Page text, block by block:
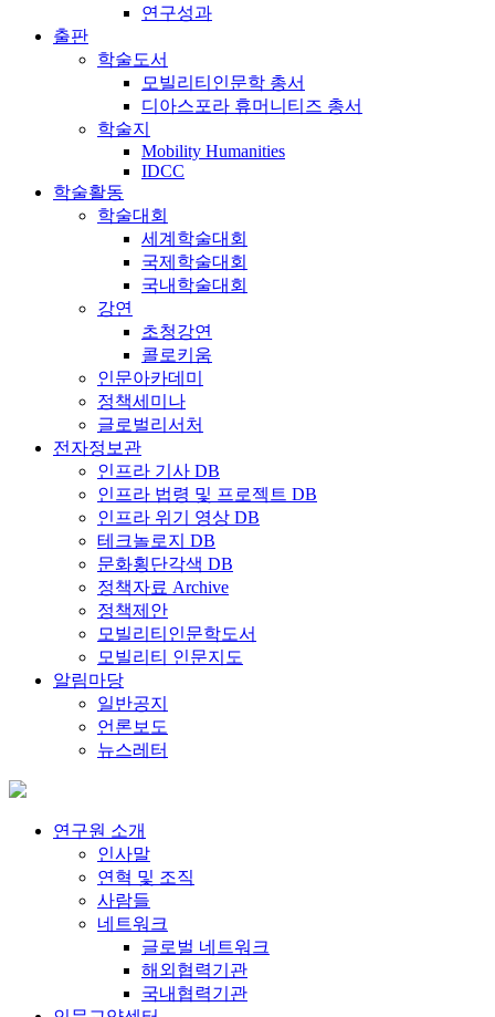
연구성과
출판
학술도서
모빌리티인문학 총서
디아스포라 휴머니티즈 총서
학술지
Mobility Humanities
IDCC
학술활동
학술대회
세계학술대회
국제학술대회
국내학술대회
강연
초청강연
콜로키움
인문아카데미
정책세미나
글로벌리서처
전자정보관
인프라 기사 DB
인프라 법령 및 프로젝트 DB
인프라 위기 영상 DB
테크놀로지 DB
문화횡단각색 DB
정책자료 Archive
정책제안
모빌리티인문학도서
모빌리티 인문지도
알림마당
일반공지
언론보도
뉴스레터
연구원 소개
인사말
연혁 및 조직
사람들
네트워크
글로벌 네트워크
해외협력기관
국내협력기관